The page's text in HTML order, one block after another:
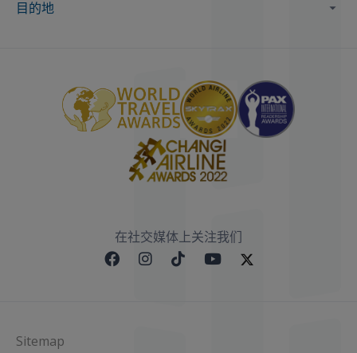
目的地
在社交媒体上关注我们
Sitemap